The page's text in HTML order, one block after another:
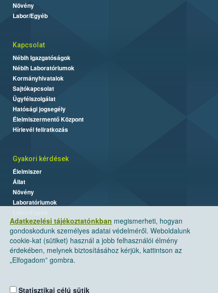
Adatkezelési tájékoztatónkban megismerheti, hogyan
gondoskodunk személyes adatai védelméről. Weboldalunk
cookie-kat (sütiket) használ a jobb felhasználói élmény
érdekében, melynek biztosításához kérjük, kattintson az
„Elfogadom” gombra.
Statisztikai célú sütik
Növény
Labor/Egyéb
Kapcsolat
Nébih Igazgatóságok
Nébih Laboratóriumok
Kormányhivatalok
Sajtókapcsolat
Ügyfélszolgálat
Hatósági jogsegély
Élelmiszermentő Központ
Hírlevél feliratkozás
Gyakori kérdések
Élelmiszer
Állat
Növény
Laboratóriumok